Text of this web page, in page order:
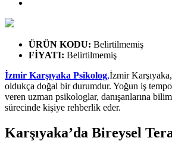
ÜRÜN KODU: Belirtilmemiş
FİYATI: Belirtilmemiş
İzmir Karşıyaka Psikolog,İzmir
oldukça doğal bir durumdur. Yoğun iş
veren uzman psikologlar, danışanlarına
sürecinde kişiye rehberlik eder.
Karşıyaka’da Bireysel